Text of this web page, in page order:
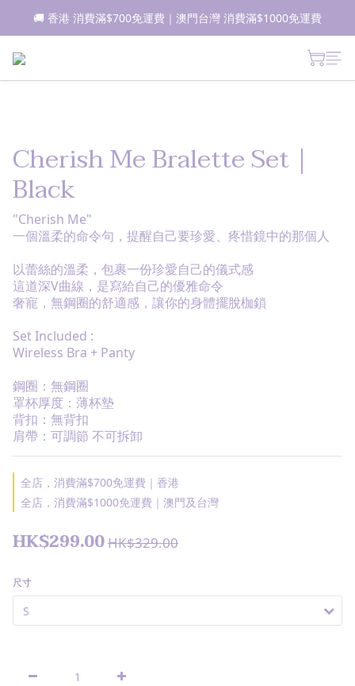
📦所有現貨商品1-2日內發貨｜預售商品7-10日內發貨
🚚 香港 消費滿$700免運費｜澳門台灣 消費滿$1000免運費
新朋友登記會員即獲$50購物金✨ 點擊了解更多詳情🔎
Cherish Me Bralette Set｜
Black
"Cherish Me"
一個溫柔的命令句，提醒自己要珍愛、疼惜鏡中的那個人
以蕾絲的溫柔，包裹一份珍愛自己的儀式感
這道深V曲線，是寫給自己的優雅命令
奢寵，無鋼圈的舒適感，讓你的身體擺脫枷鎖
Set Included :
Wireless Bra + Panty
鋼圈：無鋼圈
罩杯厚度：薄杯墊
背扣：無背扣
肩帶：可調節 不可拆卸
全店，消費滿$700免運費｜香港
全店，消費滿$1000免運費｜澳門及台灣
HK$299.00HK$329.00
尺寸